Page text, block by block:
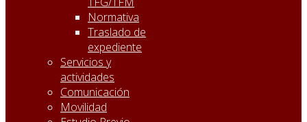
Normativa
Traslado de
expediente
Servicios y
actividades
Comunicación
Movilidad